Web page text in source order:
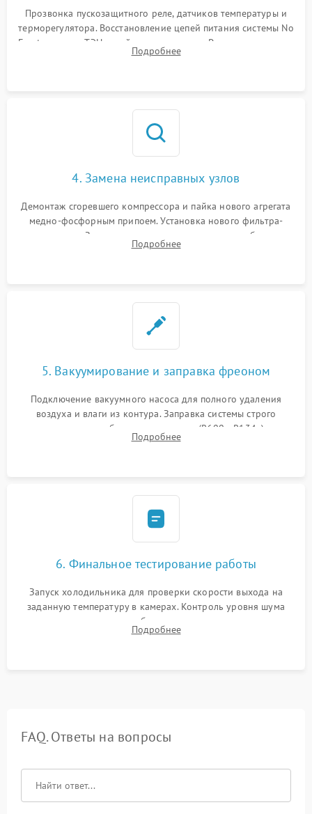
Прозвонка пускозащитного реле, датчиков температуры и
терморегулятора. Восстановление цепей питания системы No
Frost, включая ТЭН оттайки и вентилятор. Ремонт или замена
платы управления при сбоях алгоритмов.
Подробнее
4. Замена неисправных узлов
Демонтаж сгоревшего компрессора и пайка нового агрегата
медно-фосфорным припоем. Установка нового фильтра-
осушителя. Замена изношенных вентиляторов обдува,
сломанных заслонок или поврежденных дверных петель.
Подробнее
5. Вакуумирование и заправка фреоном
Подключение вакуумного насоса для полного удаления
воздуха и влаги из контура. Заправка системы строго
дозированным объемом хладагента (R600a, R134a) по
электронным весам. Контроль рабочего давления в системе.
Подробнее
6. Финальное тестирование работы
Запуск холодильника для проверки скорости выхода на
заданную температуру в камерах. Контроль уровня шума
компрессора, отсутствия обмерзания стенок и корректного
срабатывания системы автоматической оттайки.
Подробнее
FAQ. Ответы на вопросы